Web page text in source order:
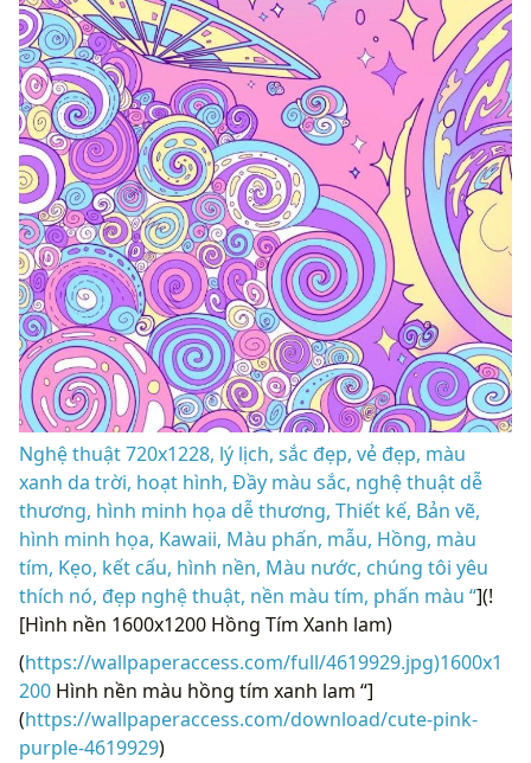
Nghệ thuật 720x1228, lý lịch, sắc đẹp, vẻ đẹp, màu
xanh da trời, hoạt hình, Đầy màu sắc, nghệ thuật dễ
thương, hình minh họa dễ thương, Thiết kế, Bản vẽ,
hình minh họa, Kawaii, Màu phấn, mẫu, Hồng, màu
tím, Kẹo, kết cấu, hình nền, Màu nước, chúng tôi yêu
thích nó, đẹp nghệ thuật, nền màu tím, phấn màu “](!
[Hình nền 1600x1200 Hồng Tím Xanh lam)
(https://wallpaperaccess.com/full/4619929.jpg)1600x1
200 Hình nền màu hồng tím xanh lam “]
(https://wallpaperaccess.com/download/cute-pink-
purple-4619929)